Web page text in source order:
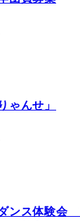
ゃんせ」
ンス体験会